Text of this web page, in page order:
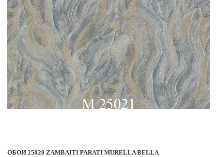
ОБОИ 25020 ZAMBAITI PARATI MURELLA BELLA